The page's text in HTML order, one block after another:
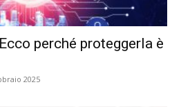
perché proteggerla è
2025